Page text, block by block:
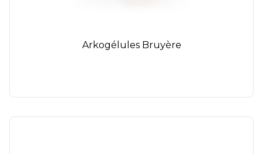
Arkogélules Bruyère